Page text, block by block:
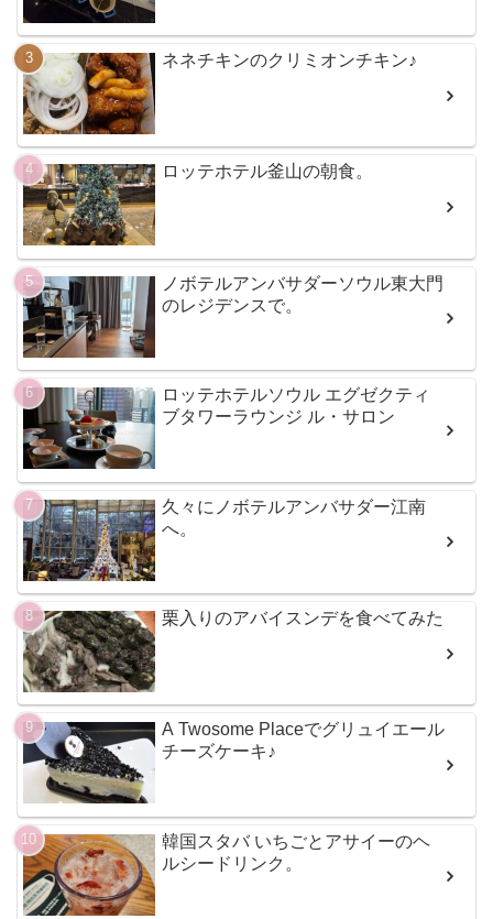
ネネチキンのクリミオンチキン♪
ロッテホテル釜山の朝食。
ノボテルアンバサダーソウル東大門
のレジデンスで。
ロッテホテルソウル エグゼクティ
ブタワーラウンジ ル・サロン
久々にノボテルアンバサダー江南
へ。
栗入りのアバイスンデを食べてみた
A Twosome Placeでグリュイエール
チーズケーキ♪
韓国スタバ いちごとアサイーのヘ
ルシードリンク。